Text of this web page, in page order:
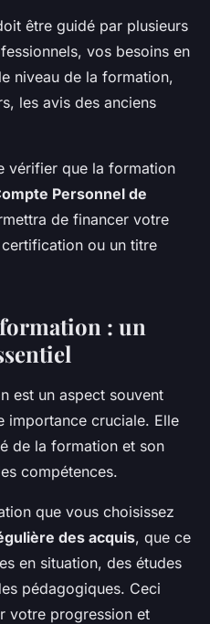
être guidé par plusieurs
vos besoins en
niveau de la formation,
les avis des anciens
vérifier que la formation
Personnel de
de financer votre
ou un titre
: un
est un aspect souvent
importance cruciale. Elle
de la formation et son
compétences.
que vous choisissez
des acquis, que ce
en situation, des études
pédagogiques. Ceci
votre progression et